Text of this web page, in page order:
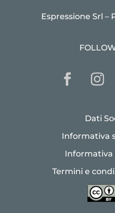
Espressione Srl –
Dati
Informativa
Informativa
Termini e